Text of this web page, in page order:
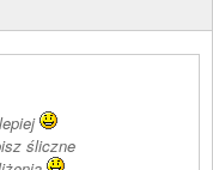
śliczne